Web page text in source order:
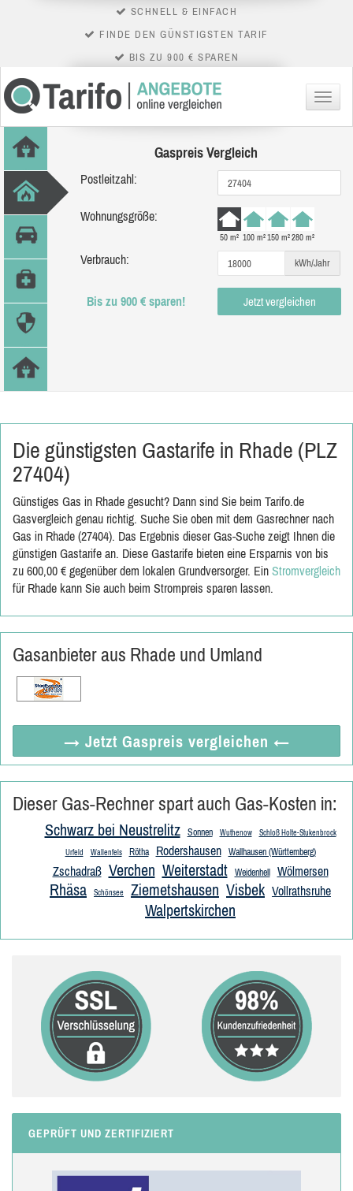
SCHNELL & EINFACH
FINDE DEN GÜNSTIGSTEN TARIF
BIS ZU 900 € SPAREN
Menü
Gaspreis Vergleich
Postleitzahl:
Wohnungsgröße:
50 m² 100 m²150 m²280 m²
Verbrauch: kWh/Jahr
Bis zu 900 € sparen! Jetzt vergleichen
Die günstigsten Gastarife in Rhade (PLZ
27404)
Günstiges Gas in Rhade gesucht? Dann sind Sie beim Tarifo.de
Gasvergleich genau richtig. Suche Sie oben mit dem Gasrechner nach
Gas in Rhade (27404). Das Ergebnis dieser Gas-Suche zeigt Ihnen die
günstigen Gastarife an. Diese Gastarife bieten eine Ersparnis von bis
zu 600,00 € gegenüber dem lokalen Grundversorger. Ein Stromvergleich
für Rhade kann Sie auch beim Strompreis sparen lassen.
Gasanbieter aus Rhade und Umland
→ Jetzt Gaspreis vergleichen ←
Dieser Gas-Rechner spart auch Gas-Kosten in:
Schwarz bei Neustrelitz Sonnen Wuthenow Schloß Holte-Stukenbrock
Urfeld Wallenfels Rötha Rodershausen Wallhausen (Württemberg)
Zschadraß Verchen Weiterstadt Weidenhell Wölmersen
Rhäsa Schönsee Ziemetshausen Visbek Vollrathsruhe
Walpertskirchen
GEPRÜFT UND ZERTIFIZIERT